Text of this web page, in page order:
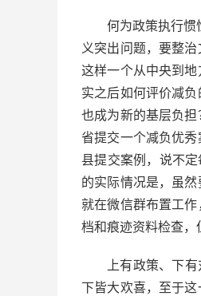
何为政策执行
义突出问题，要整
这样一个从中央到
实之后如何评价减
也成为新的基层负
省提交一个减负优
县提交案例，说不
的实际情况是，虽
就在微信群布置工
档和痕迹资料检查，
上有政策、下
下皆大欢喜，至于